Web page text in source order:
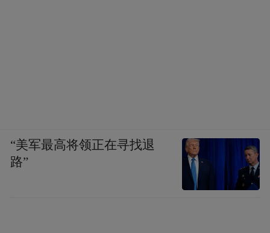
“美军最高将领正在寻找退
路”